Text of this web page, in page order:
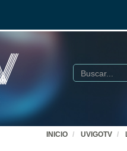
Buscar
INICIO UVIGOTV